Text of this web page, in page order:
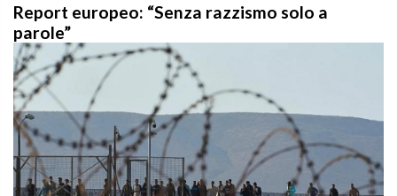
Report europeo: “Senza razzismo solo a
parole”